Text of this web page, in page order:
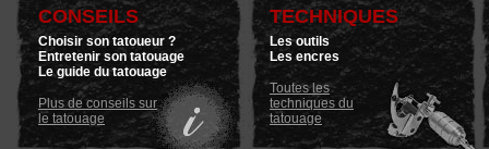
CONSEILS
Choisir son tatoueur ?
Entretenir son tatouage
Le guide du tatouage
Plus de conseils sur
le tatouage
TECHNIQUES
Les outils
Les encres
Toutes les
techniques du
tatouage